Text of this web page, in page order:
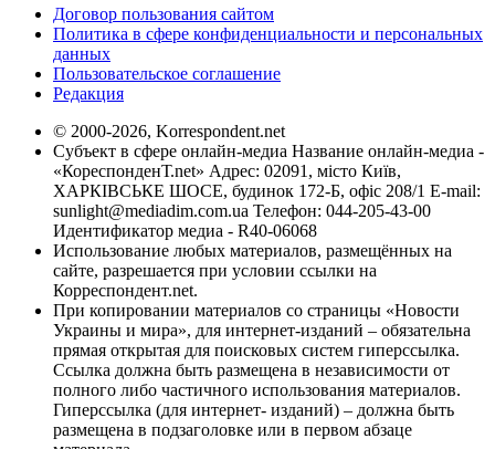
Договор пользования сайтом
Политика в сфере конфиденциальности и персональных
данных
Пользовательское соглашение
Редакция
© 2000-2026, Korrespondent.net
Субъект в сфере онлайн-медиа Название онлайн-медиа -
«КореспонденТ.net» Адрес: 02091, місто Київ,
ХАРКІВСЬКЕ ШОСЕ, будинок 172-Б, офіс 208/1 E-mail:
sunlight@mediadim.com.ua Телефон: 044-205-43-00
Идентификатор медиа - R40-06068
Использование любых материалов, размещённых на
сайте, разрешается при условии ссылки на
Корреспондент.net.
При копировании материалов со страницы «Новости
Украины и мира», для интернет-изданий – обязательна
прямая открытая для поисковых систем гиперссылка.
Ссылка должна быть размещена в независимости от
полного либо частичного использования материалов.
Гиперссылка (для интернет- изданий) – должна быть
размещена в подзаголовке или в первом абзаце